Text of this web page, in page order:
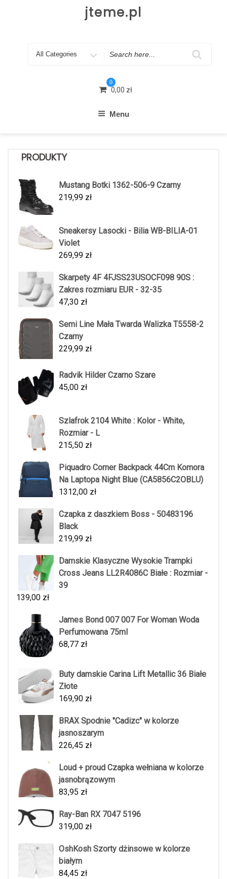
jteme.pl
Search
0
0,00 zł
Menu
PRODUKTY
Mustang Botki 1362-506-9 Czarny
219,99 zł
Sneakersy Lasocki - Bilia WB-BILIA-01
Violet
269,99 zł
Skarpety 4F 4FJSS23USOCF098 90S :
Zakres rozmiaru EUR - 32-35
47,30 zł
Semi Line Mała Twarda Walizka T5558-2
Czarny
229,99 zł
Radvik Hilder Czarno Szare
45,00 zł
Szlafrok 2104 White : Kolor - White,
Rozmiar - L
215,50 zł
Piquadro Corner Backpack 44Cm Komora
Na Laptopa Night Blue (CA5856C2OBLU)
1312,00 zł
Czapka z daszkiem Boss - 50483196
Black
219,99 zł
Damskie Klasyczne Wysokie Trampki
Cross Jeans LL2R4086C Białe : Rozmiar -
39
139,00 zł
James Bond 007 007 For Woman Woda
Perfumowana 75ml
68,77 zł
Buty damskie Carina Lift Metallic 36 Białe
Złote
169,90 zł
BRAX Spodnie "Cadizc" w kolorze
jasnoszarym
226,45 zł
Loud + proud Czapka wełniana w kolorze
jasnobrązowym
83,95 zł
Ray-Ban RX 7047 5196
319,00 zł
OshKosh Szorty dżinsowe w kolorze
białym
84,45 zł